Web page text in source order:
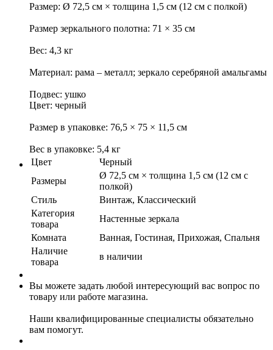
Размер: Ø 72,5 см × толщина 1,5 см (12 см с полкой)
Размер зеркального полотна: 71 × 35 см
Вес: 4,3 кг
Материал: рама – металл; зеркало серебряной амальгамы
Подвес: ушко
Цвет: черный
Размер в упаковке: 76,5 × 75 × 11,5 см
Вес в упаковке: 5,4 кг
Цвет
Черный
Размеры
Ø 72,5 см × толщина 1,5 см (12 см с
полкой)
Стиль
Винтаж, Классический
Категория
товара
Настенные зеркала
Комната
Ванная, Гостиная, Прихожая, Спальня
Наличие
товара
в наличии
Вы можете задать любой интересующий вас вопрос по
товару или работе магазина.
Наши квалифицированные специалисты обязательно
вам помогут.